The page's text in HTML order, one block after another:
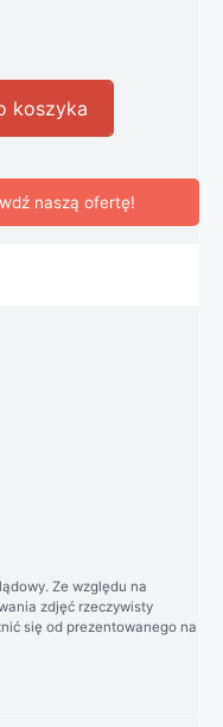
Demetra
koszyka
naszą ofertę!
Ze względu na
zdjęć rzeczywisty
się od prezentowanego na